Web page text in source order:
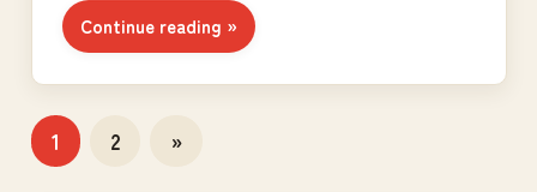
Continue reading
投
1 2
次
»